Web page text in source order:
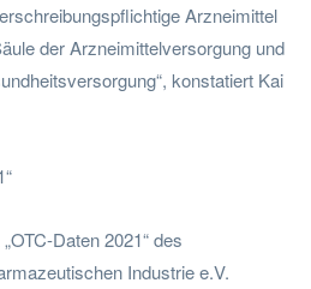
Arzneimittel
der Arzneimittelversorgung und
konstatiert Kai
Daten 2021“ des
Industrie e.V.